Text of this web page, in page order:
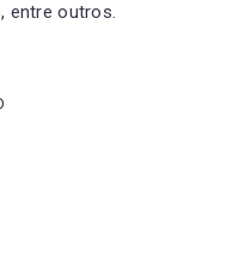
entre outros.